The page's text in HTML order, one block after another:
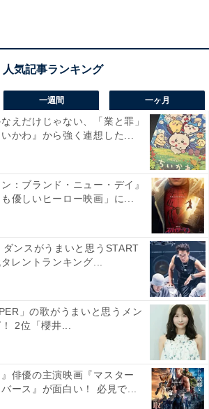
になったら』
一週間 一ヶ月
えだけじゃない、「業と罪」
かわ』から強く連想した...
：ブランド・ニュー・デイ』
優しいヒーロー映画」に...
ダンスがうまいと思うSTART
レントランキング...
」の歌がうまいと思うメン
2位「櫻井...
』俳優の主演映画『マスター
ース』が面白い！ 必見で...